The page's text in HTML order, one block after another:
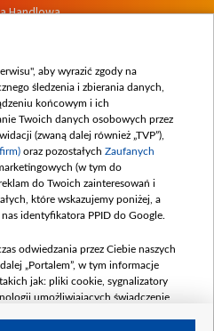
Handlowa
wewnętrznych
aby wyrazić zgody na
śledzenia i zbierania danych,
końcowym i ich
Twoich danych osobowych przez
(zwaną dalej również „TVP”),
oraz pozostałych Zaufanych
(w tym do
do Twoich zainteresowań i
które wskazujemy poniżej, a
identyfikatora PPID do Google.
odwiedzania przez Ciebie naszych
„Portalem”, w tym informacje
jak: pliki cookie, sygnalizatory
umożliwiających świadczenie